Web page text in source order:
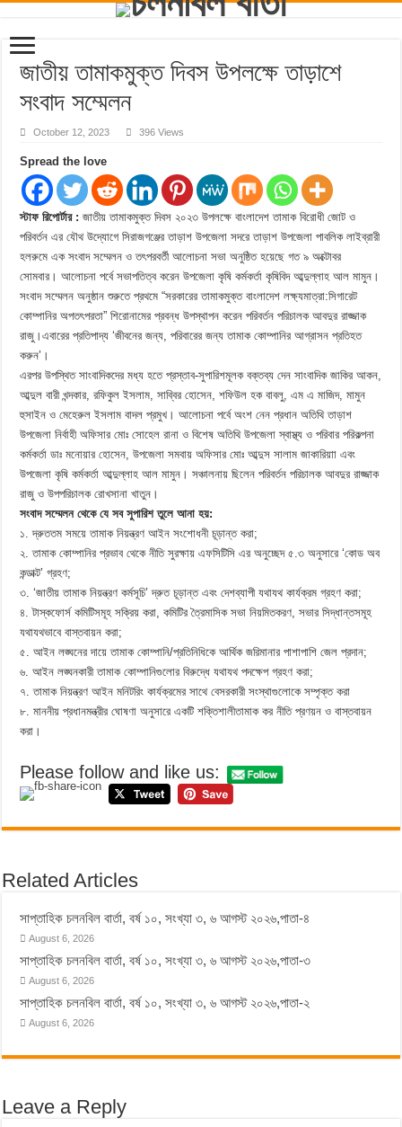
জাতীয় তামাকমুক্ত দিবস উপলক্ষে তাড়াশে
সংবাদ সম্মেলন
October 12, 2023 396 Views
Spread the love
স্টাফ রিপোর্টার : জাতীয় তামাকমুক্ত দিবস ২০২৩ উপলক্ষে বাংলাদেশ তামাক বিরোধী জোট ও
পরিবর্তন এর যৌথ উদ্যোগে সিরাজগঞ্জের তাড়াশ উপজেলা সদরে তাড়াশ উপজেলা পাবলিক লাইব্রারী
হলরুমে এক সংবাদ সম্মেলন ও তৎপরবর্তী আলোচনা সভা অনুষ্ঠিত হয়েছে গত ৯ অক্টোবর
সোমবার। আলোচনা পর্বে সভাপতিত্ব করেন উপজেলা কৃষি কর্মকর্তা কৃষিবিদ আব্দুল্লাহ আল মামুন।
সংবাদ সম্মেলন অনুষ্ঠান শুরুতে প্রথমে “সরকারের তামাকমুক্ত বাংলাদেশ লক্ষ্যমাত্রা:সিগারেট
কোম্পানির অপতৎপরতা” শিরোনামের প্রবন্ধ উপস্থাপন করেন পরিবর্তন পরিচালক আবদুর রাজ্জাক
রাজু।এবারের প্রতিপাদ্য ‘জীবনের জন্য, পরিবারের জন্য তামাক কোম্পানির আগ্রাসন প্রতিহত
করুন’।
এরপর উপস্থিত সাংবাদিকদের মধ্য হতে প্রস্তাব-সুপারিশমূলক বক্তব্য দেন সাংবাদিক জাকির আকন,
আব্দুল বারী খন্দকার, রফিকুল ইসলাম, সাব্বির হোসেন, শফিউল হক বাবলু, এম এ মাজিদ, মামুন
হুসাইন ও মেহেরুল ইসলাম বাদল প্রমুখ। আলোচনা পর্বে অংশ নেন প্রধান অতিথি তাড়াশ
উপজেলা নির্বাহী অফিসার মোঃ সোহেল রানা ও বিশেষ অতিথি উপজেলা স্বাস্থ্য ও পরিবার পরিকল্পনা
কর্মকর্তা ডাঃ মনোয়ার হোসেন, উপজেলা সমবায় অফিসার মোঃ আব্দুস সালাম জাকারিয়াা এবং
উপজেলা কৃষি কর্মকর্তা আব্দুল্লাহ আল মামুন। সঞ্চালনায় ছিলেন পরিবর্তন পরিচালক আবদুর রাজ্জাক
রাজু ও উপপরিচালক রোখসানা খাতুন।
সংবাদ সম্মেলন থেকে যে সব সুপারিশ তুলে আনা হয়:
১. দ্রুততম সময়ে তামাক নিয়ন্ত্রণ আইন সংশোধনী চূড়ান্ত করা;
২. তামাক কোম্পানির প্রভাব থেকে নীতি সুরক্ষায় এফসিটিসি এর অনুচ্ছেদ ৫.৩ অনুসারে ‘কোড অব
কন্ডাক্ট’ গ্রহণ;
৩. ‘জাতীয় তামাক নিয়ন্ত্রণ কর্মসূচি’ দ্রুত চূড়ান্ত এবং দেশব্যাপী যথাযথ কার্যক্রম গ্রহণ করা;
৪. টাস্কফোর্স কমিটিসমূহ সক্রিয় করা, কমিটির ত্রৈমাসিক সভা নিয়মিতকরণ, সভার সিদ্ধান্তসমূহ
যথাযথভাবে বাস্তবায়ন করা;
৫. আইন লঙ্ঘনের দায়ে তামাক কোম্পানি/প্রতিনিধিকে আর্থিক জরিমানার পাশাপাশি জেল প্রদান;
৬. আইন লঙ্ঘনকারী তামাক কোম্পানিগুলোর বিরুদ্ধে যথাযথ পদক্ষেপ গ্রহণ করা;
৭. তামাক নিয়ন্ত্রণ আইন মনিটরিং কার্যক্রমের সাথে বেসরকারী সংস্থাগুলোকে সম্পৃক্ত করা
৮. মাননীয় প্রধানমন্ত্রীর ঘোষণা অনুসারে একটি শক্তিশালীতামাক কর নীতি প্রণয়ন ও বাস্তবায়ন
করা।
Please follow and like us:
Related Articles
সাপ্তাহিক চলনবিল বার্তা, বর্ষ ১০, সংখ্যা ৩, ৬ আগস্ট ২০২৬,পাতা-৪
August 6, 2026
সাপ্তাহিক চলনবিল বার্তা, বর্ষ ১০, সংখ্যা ৩, ৬ আগস্ট ২০২৬,পাতা-৩
August 6, 2026
সাপ্তাহিক চলনবিল বার্তা, বর্ষ ১০, সংখ্যা ৩, ৬ আগস্ট ২০২৬,পাতা-২
August 6, 2026
Leave a Reply